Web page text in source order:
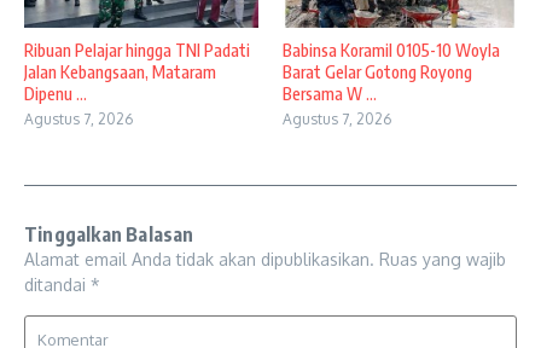
Ribuan Pelajar hingga TNI Padati
Jalan Kebangsaan, Mataram
Dipenu ...
Agustus 7, 2026
Babinsa Koramil 0105-10 Woyla
Barat Gelar Gotong Royong
Bersama W ...
Agustus 7, 2026
Tinggalkan Balasan
Alamat email Anda tidak akan dipublikasikan. Ruas yang wajib
ditandai *